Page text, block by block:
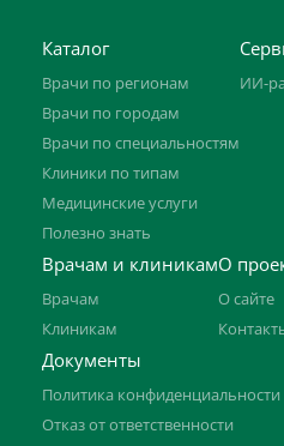
Каталог
Врачи по регионам
Врачи по городам
Врачи по специальностям
Клиники по типам
Медицинские услуги
Полезно знать
ИИ-
Врачам и клиникам
Врачам
Клиникам
О
О сайте
Документы
Политика конфиденциальности
Отказ от ответственности